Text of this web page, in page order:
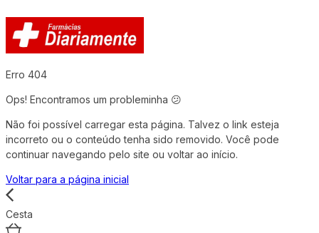
Erro 404
Ops! Encontramos um probleminha 😕
Não foi possível carregar esta página. Talvez o link esteja
incorreto ou o conteúdo tenha sido removido. Você pode
continuar navegando pelo site ou voltar ao início.
Voltar para a página inicial
Cesta